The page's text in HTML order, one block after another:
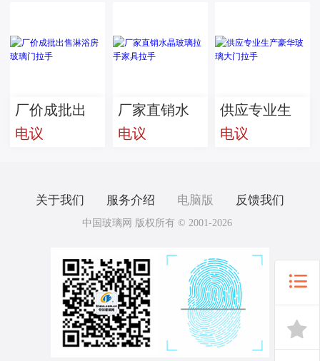
厂价成批出
售淋浴房玻
电议
厂家直销水
晶玻璃拉手
电议
供应专业生
产豪华玻璃
电议
关于我们 服务介绍 电脑版 反馈我们
中国玻璃网 版权所有 © 2001-2026

